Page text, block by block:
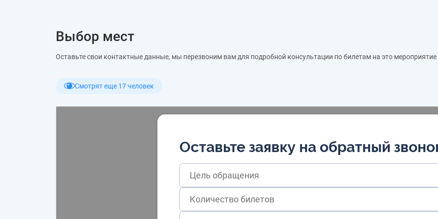
Выбор мест
Оставьте свои контактные данные, мы перезвоним вам для подробной консультации по билетам на это мероприятие
Смотрят еще 17 человек
Оставьте заявку на обратный
Цель обращения